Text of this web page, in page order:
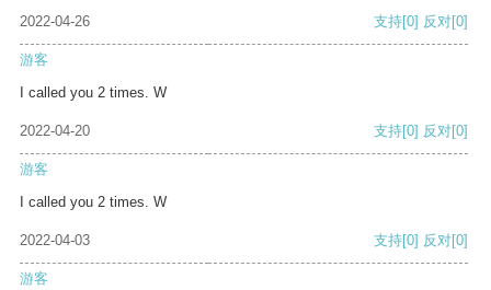
2022-04-26 支持[0] 反对[0]
游客
I called you 2 times. W
2022-04-20 支持[0] 反对[0]
游客
I called you 2 times. W
2022-04-03 支持[0] 反对[0]
游客